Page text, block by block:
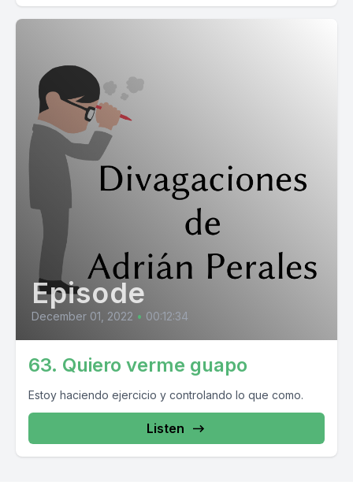
Episode
December 01, 2022 • 00:12:34
63. Quiero verme guapo
Estoy haciendo ejercicio y controlando lo que como.
Listen